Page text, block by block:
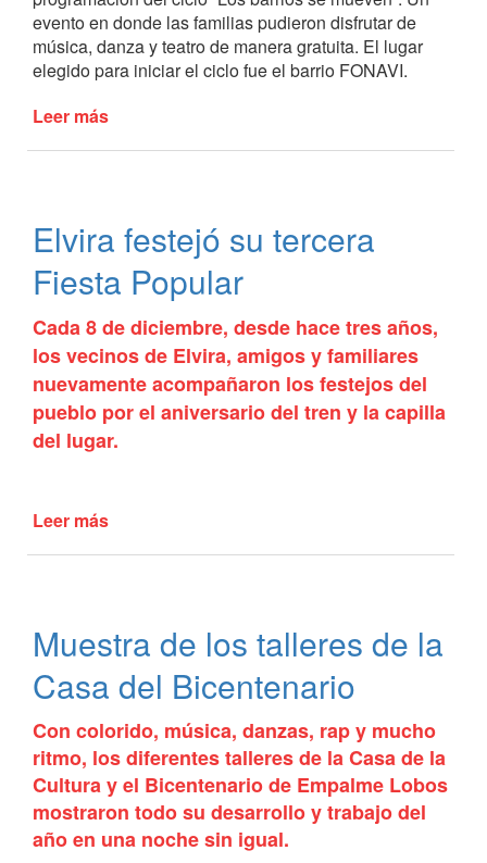
evento en donde las familias pudieron disfrutar de
música, danza y teatro de manera gratuita. El lugar
elegido para iniciar el ciclo fue el barrio FONAVI.
Leer más
se
mueven”
Elvira festejó su tercera
Fiesta Popular
Cada 8 de diciembre, desde hace tres años,
los vecinos de Elvira, amigos y familiares
nuevamente acompañaron los festejos del
pueblo por el aniversario del tren y la capilla
del lugar.
Leer más
Fiesta
Popular
Muestra de los talleres de la
Casa del Bicentenario
Con colorido, música, danzas, rap y mucho
ritmo, los diferentes talleres de la Casa de la
Cultura y el Bicentenario de Empalme Lobos
mostraron todo su desarrollo y trabajo del
año en una noche sin igual.